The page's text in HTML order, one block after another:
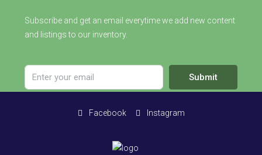
Subscribe and get an email everytime we add new content
and listings to our inventory.
Submit
Facebook Instagram